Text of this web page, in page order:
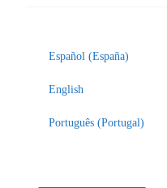
Español (España)
English
Português (Portugal)
un
artículo